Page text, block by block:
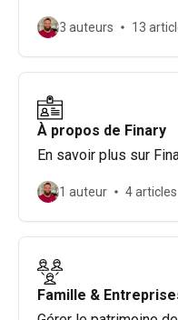
3 auteurs 13
À propos de Finary
En savoir plus sur
1 auteur 4 articles
Famille &